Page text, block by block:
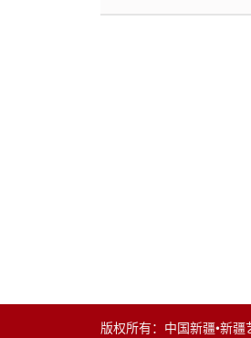
版权所有：中国新疆•新疆